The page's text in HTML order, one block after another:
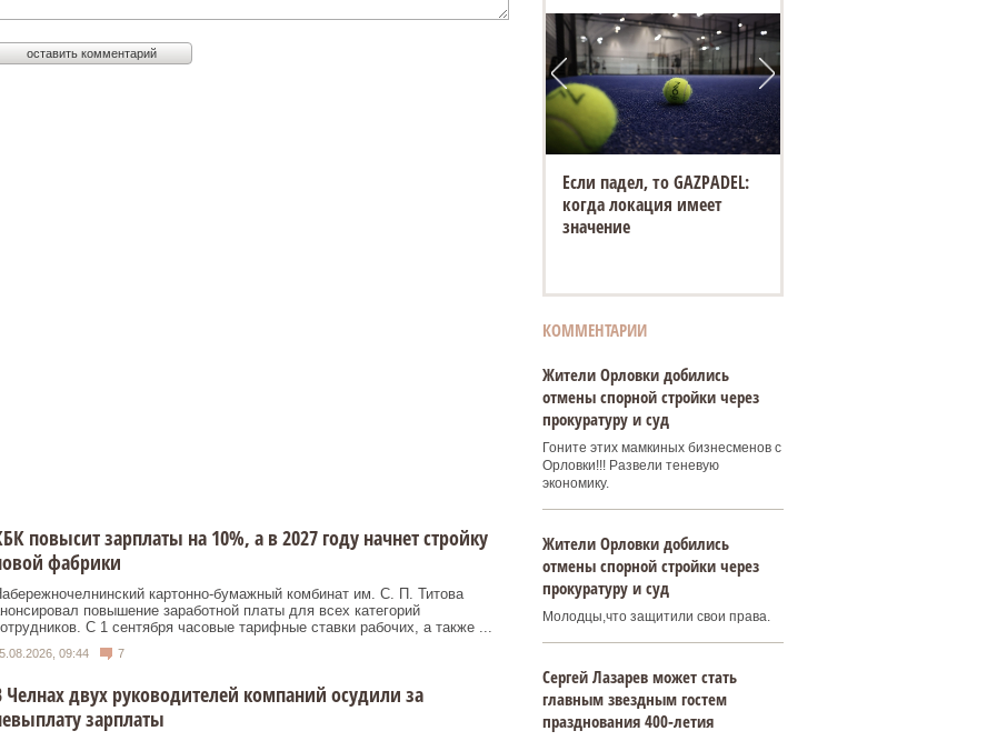
повысит зарплаты на 10%, а в 2027 году начнет стройку
фабрики
картонно‑бумажный комбинат им. С. П. Титова
повышение заработной платы для всех категорий
С 1 сентября часовые тарифные ставки рабочих, а также ...
09:44 7
Челнах двух руководителей компаний осудили за
зарплаты
Если падел, то GAZPADEL:
когда локация имеет
значение
КОММЕНТАРИИ
Жители Орловки добились
отмены спорной стройки через
прокуратуру и суд
Гоните этих мамкиных бизнесменов с
Орловки!!! Развели теневую
экономику.
Жители Орловки добились
отмены спорной стройки через
прокуратуру и суд
Молодцы,что защитили свои права.
Сергей Лазарев может стать
главным звездным гостем
празднования 400‑летия